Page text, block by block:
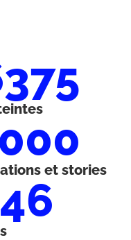
et stories